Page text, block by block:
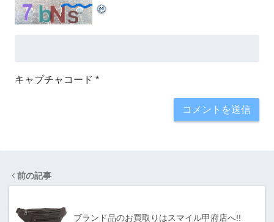
キャプチャコード *
前の記事
ブランド品のお買取りはスマイル甲府店へ!!